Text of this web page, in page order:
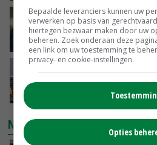
Jan Vernooij stopt
VANDAAG, 06:00
vanwege
GISTEREN, 16:25
NIEUWSTE VIDEO'S
Bepaalde leveranciers kunnen uw
verwerken op basis van
hiertegen bezwaar maken door uw
beheren. Zoek onderaan deze
een link om uw toestemming te
privacy- en cookie-instellingen.
Opties